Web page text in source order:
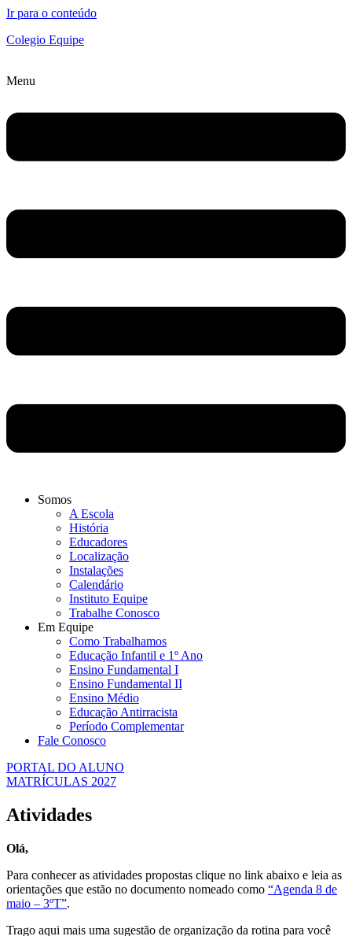
Ir para o conteúdo
Colegio Equipe
Menu
Somos
A Escola
História
Educadores
Localização
Instalações
Calendário
Instituto Equipe
Trabalhe Conosco
Em Equipe
Como Trabalhamos
Educação Infantil e 1º Ano
Ensino Fundamental I
Ensino Fundamental II
Ensino Médio
Educação Antirracista
Período Complementar
Fale Conosco
PORTAL DO ALUNO
MATRÍCULAS 2027
Atividades
Olá,
Para conhecer as atividades propostas clique no link abaixo e leia as
orientações que estão no documento nomeado como “Agenda 8 de
maio – 3ºT”.
Trago aqui mais uma sugestão de organização da rotina para você